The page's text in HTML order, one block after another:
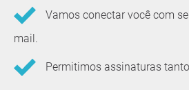
Vamos conectar você com
mail.
Permitimos assinaturas